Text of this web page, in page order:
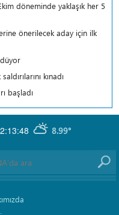
döneminde yaklaşık her 5
önerilecek aday için ilk
kınadı
başladı
8.99°